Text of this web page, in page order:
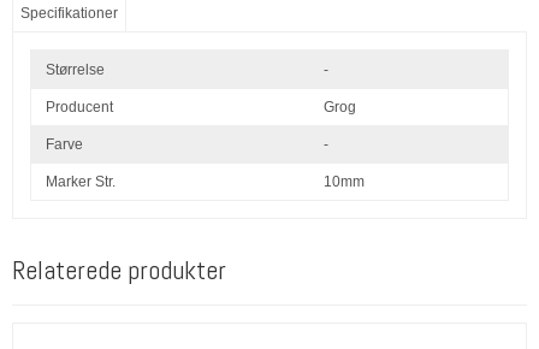
Specifikationer
Størrelse -
Producent Grog
Farve -
Marker Str. 10mm
Relaterede produkter